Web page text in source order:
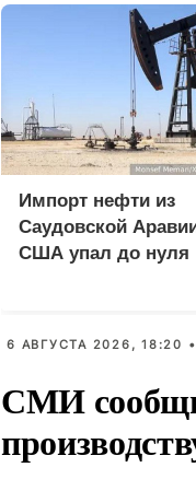
Импорт нефти из
Саудовской
США упал до нуля
6 АВГУСТА 2026, 18:20 •
СМИ